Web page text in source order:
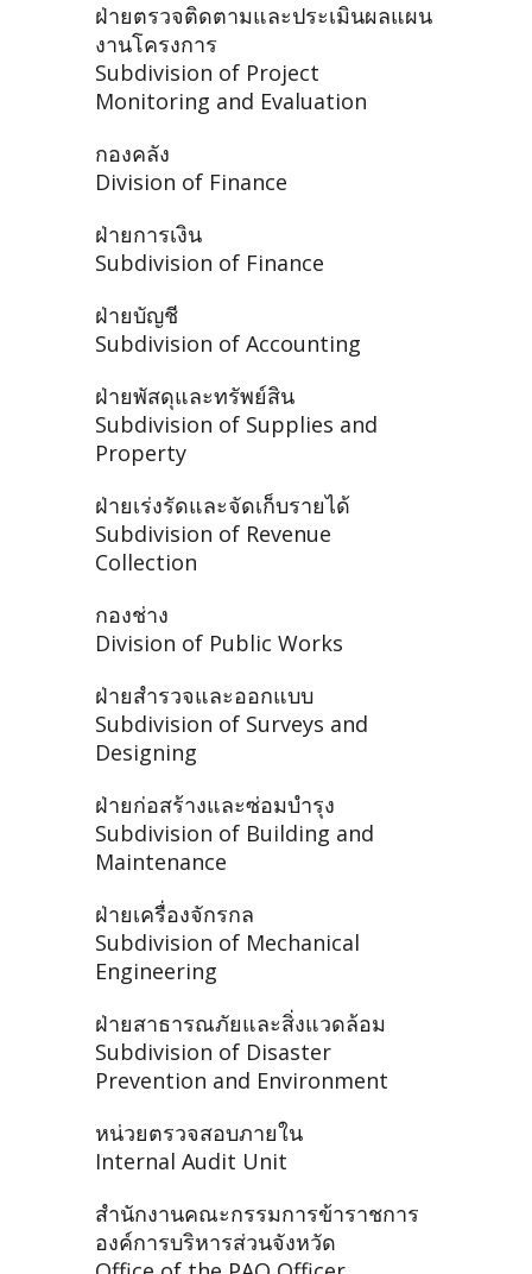
ฝ่ายตรวจติดตามและประเมินผลแผน
งานโครงการ
Subdivision of Project
Monitoring and Evaluation
กองคลัง
Division of Finance
ฝ่ายการเงิน
Subdivision of Finance
ฝ่ายบัญชี
Subdivision of Accounting
ฝ่ายพัสดุและทรัพย์สิน
Subdivision of Supplies and
Property
ฝ่ายเร่งรัดและจัดเก็บรายได้
Subdivision of Revenue
Collection
กองช่าง
Division of Public Works
ฝ่ายสำรวจและออกแบบ
Subdivision of Surveys and
Designing
ฝ่ายก่อสร้างและซ่อมบำรุง
Subdivision of Building and
Maintenance
ฝ่ายเครื่องจักรกล
Subdivision of Mechanical
Engineering
ฝ่ายสาธารณภัยและสิ่งแวดล้อม
Subdivision of Disaster
Prevention and Environment
หน่วยตรวจสอบภายใน
Internal Audit Unit
สำนักงานคณะกรรมการข้าราชการ
องค์การบริหารส่วนจังหวัด